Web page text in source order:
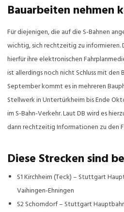
Bauarbeiten nehmen
Für diejenigen, die auf die S-Bahnen
wichtig, sich rechtzeitig zu informieren.
hierfür ihre elektronischen
ist allerdings noch nicht Schluss mit den
September kommt es in mehreren
Stellwerk in Untertürkheim bis Ende
im S-Bahn-Verkehr. Laut DB wird es
dann rechtzeitig Informationen zu den
Diese Strecken sind
S1 Kirchheim (Teck) – Stuttgart
Vaihingen-Ehningen
S2 Schorndorf – Stuttgart